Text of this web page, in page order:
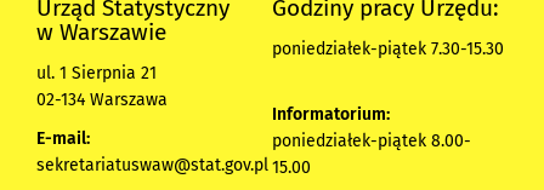
Urząd Statystyczny
w Warszawie
ul. 1 Sierpnia 21
02-134 Warszawa
E-mail:
sekretariatuswaw@stat.gov.pl
Godziny pracy Urzędu:
poniedziałek-piątek 7.30-15.30
Informatorium:
poniedziałek-piątek 8.00-
15.00